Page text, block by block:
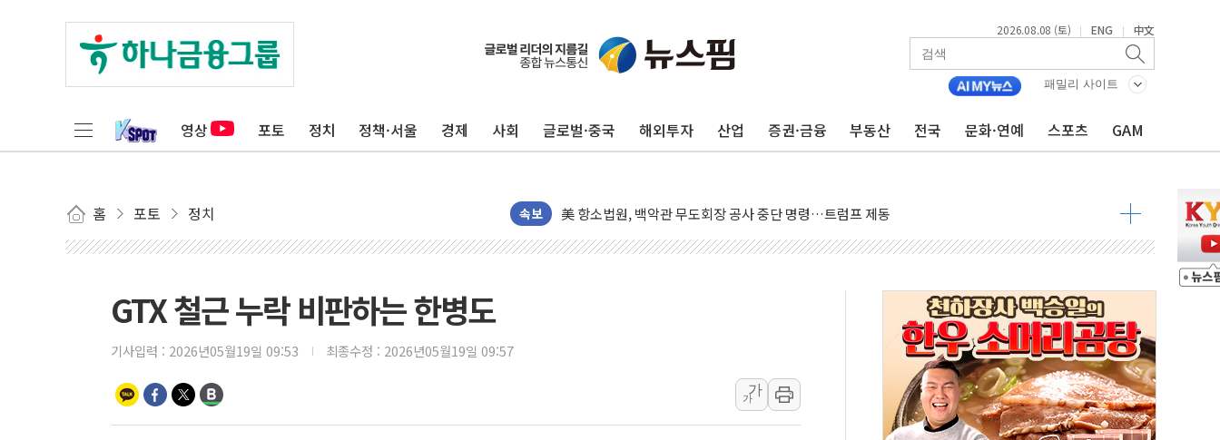
2026.08.08 (토) | ENG | 中文
패밀리 사이트
영상 포토 정치 정책·서울 경제 사회 글로벌·중국 해외투자 산업 증권·금융 부동산 전국 문화·연예 스포츠 GAM
홈 포토 정치 속보
[종합] 이슬람 수니파 3국, '공동방위협정' 체결… 이스라엘·이란 위협에 맞설 자체 억지력 강화
美 항소법원, 백악관 무도회장 공사 중단 명령…트럼프 제동
美 고용 쇼크에 엔화 장중 급등…시장은 "또 개입했나" 촉각
[AI MY 뉴스] 뉴욕 반도체주 프리뷰...美 고용 쇼크에 반도체주 '활짝'
뉴욕증시 프리뷰, 美 고용 쇼크에 금리 인상 우려 후퇴…나스닥 선물 1%대 상승
[종합] 美 7월 고용 2만3000명 감소 '쇼크'…9월 금리 인상 기대 후퇴
뉴욕증시 개장 전 특징주...아틀라시안·클라우드플레어·태양광주↑ VS 트레이드데스크·웬디스↓
보훈부, 미 DPAA와 MOU… "6·25 미군 실종자 7359명 끝까지 찾겠다"
GTX 철근 누락 비판하는 한병도
기사입력 : 2026년05월19일 09:53 최종수정 : 2026년05월19일 09:57
가
가